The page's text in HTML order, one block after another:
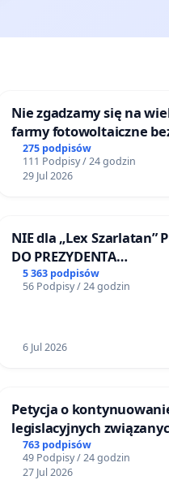
Nie zgadzamy się na
farmy fotowoltaiczne
rzetelnych analiz i
mieszkańców
275 podpisów
111 Podpisy / 24 godzin
29 Jul 2026
NIE dla „Lex Szarlatan”
DO PREZYDENTA
RZECZYPOSPOLITEJ
5 363 podpisów
56 Podpisy / 24 godzin
6 Jul 2026
Petycja o
legislacyjnych
reformą prawa
763 podpisów
49 Podpisy / 24 godzin
27 Jul 2026